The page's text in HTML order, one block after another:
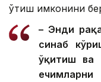
ўтиш имконини
– Энди
синаб
ўқитиш ва